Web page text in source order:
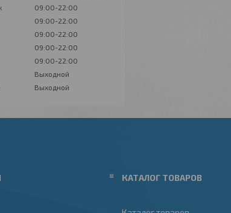
09:00-22:00
09:00-22:00
09:00-22:00
09:00-22:00
09:00-22:00
Выходной
Выходной
КАТАЛОГ ТОВАРОВ